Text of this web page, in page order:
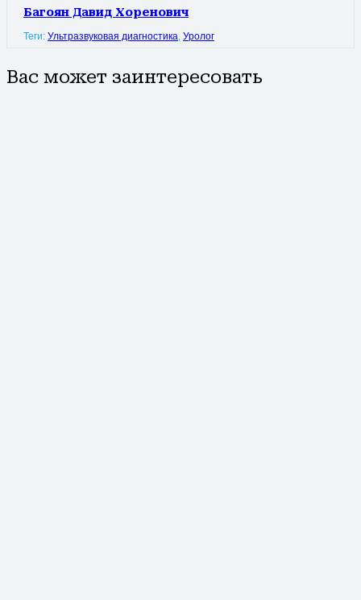
Багоян Давид Хоренович
Теги: Ультразвуковая диагностика, Уролог
Вас может заинтересовать